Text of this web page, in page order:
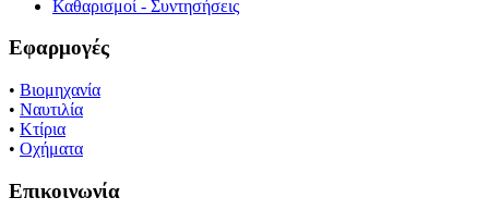
Καθαρισμοί - Συντησήσεις
Εφαρμογές
• Βιομηχανία
• Ναυτιλία
• Κτίρια
• Οχήματα
Επικοινωνία